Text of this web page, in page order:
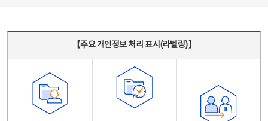
【주요 개인정보 처리 표시(라벨링)】